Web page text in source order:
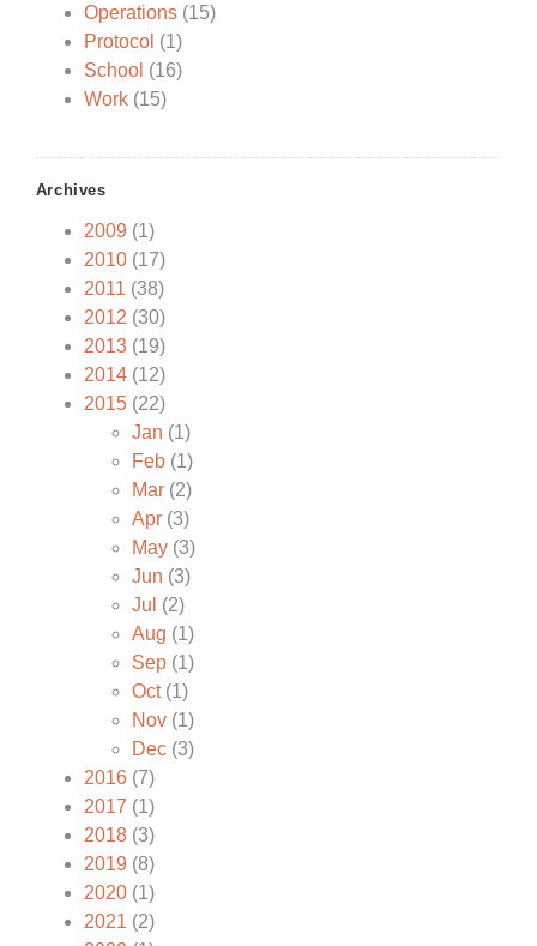
Operations(15)
Protocol (1)
School (16)
Work(15)
Archives
2009 (1)
2010(17)
2011 (38)
2012 (30)
2013(19)
2014(12)
2015(22)
Jan (1)
Feb(1)
Mar(2)
Apr(3)
May(3)
Jun (3)
Jul (2)
Aug (1)
Sep(1)
Oct(1)
Nov(1)
Dec(3)
2016(7)
2017 (1)
2018(3)
2019 (8)
2020(1)
2021 (2)